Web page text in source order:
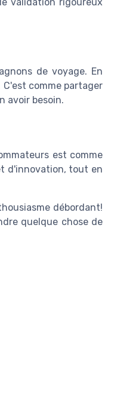
de voyage. En
comme partager
avoir besoin.
est comme
d'innovation, tout en
débordant!
quelque chose de